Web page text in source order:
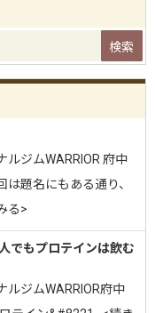
ルジムWARRIOR 府中
題名にもある通り、
る>
でもプロテインは飲む
ルジムWARRIOR府中